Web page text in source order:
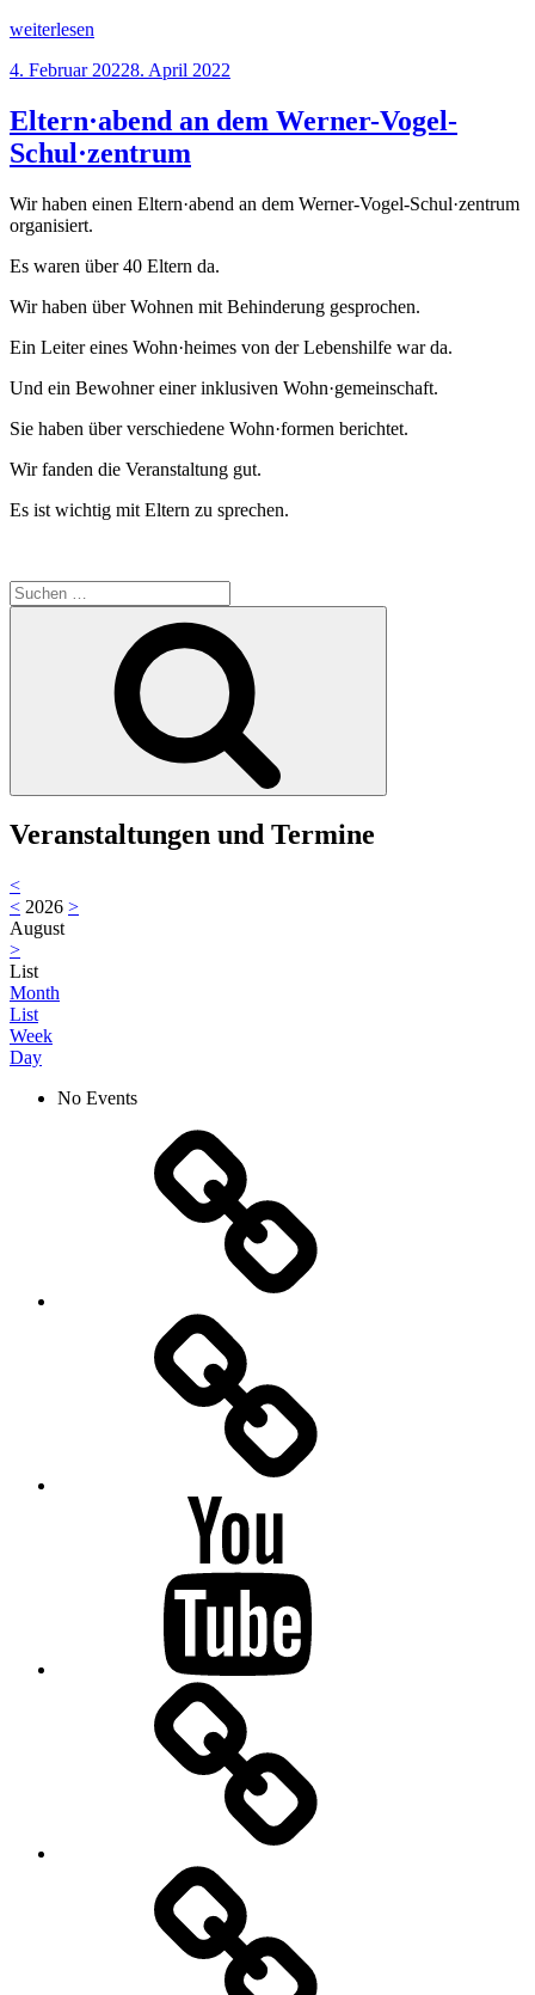
„Barrierefreies
und
Wohnen
–
Eine
Praxis“
weiterlesen
Veröffentlicht
4. Februar 20228. April 2022
Eltern·abend an dem Werner-Vogel-
Schul·zentrum
Wir haben einen Eltern·abend an dem Werner-Vogel-Schul·zentrum
organisiert.
Es waren über 40 Eltern da.
Wir haben über Wohnen mit Behinderung gesprochen.
Ein Leiter eines Wohn·heimes von der Lebenshilfe war da.
Und ein Bewohner einer inklusiven Wohn·gemeinschaft.
Sie haben über verschiedene Wohn·formen berichtet.
Wir fanden die Veranstaltung gut.
Es ist wichtig mit Eltern zu sprechen.
Suche
nach:
Veranstaltungen und Termine
<
< 2026 >
August
>
List
Month
List
Week
Day
No Events